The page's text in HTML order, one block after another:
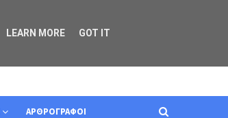
ΑΡΘΡΟΓΡΑΦΟΙ
LEARN MORE GOT IT